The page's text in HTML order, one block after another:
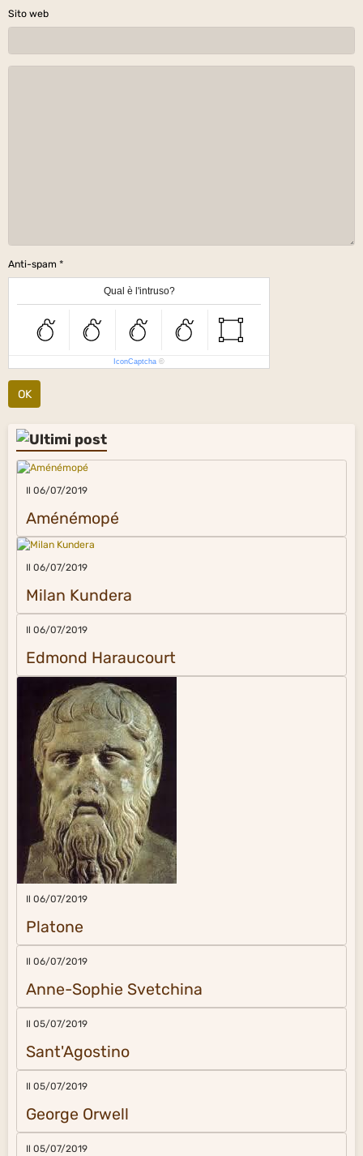
Sito web
Anti-spam
Qual è l'intruso?
IconCaptcha ©
OK
Il 06/07/2019
Aménémopé
Il 06/07/2019
Milan Kundera
Il 06/07/2019
Edmond Haraucourt
Il 06/07/2019
Platone
Il 06/07/2019
Anne-Sophie Svetchina
Il 05/07/2019
Sant'Agostino
Il 05/07/2019
George Orwell
Il 05/07/2019